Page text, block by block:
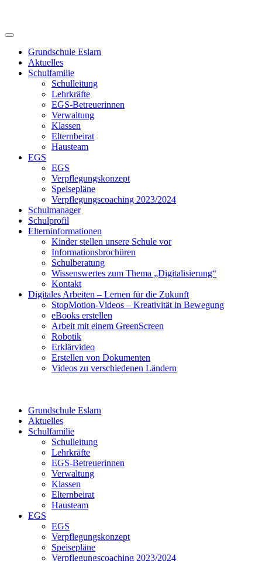
Grundschule Eslarn
Aktuelles
Schulfamilie
Schulleitung
Lehrkräfte
EGS-Betreuerinnen
Verwaltung
Klassen
Elternbeirat
Hausteam
EGS
EGS
Verpflegungskonzept
Speisepläne
Verpflegungscoaching 2023/2024
Schulmanager
Schulprofil
Elterninformationen
Kinder stellen unsere Schule vor
Informationsbrochüren
Schulberatung
Wissenswertes zum Thema „Digitalisierung“
Kontakt
Digitales Arbeiten – Lernen für die Zukunft
StopMotion-Videos – Kreativität in Bewegung
eBooks erstellen
Arbeit mit einem GreenScreen
Robotik
Erklärvideo
Erstellen von Dokumenten
Videos zu verschiedenen Ländern
Grundschule Eslarn
Aktuelles
Schulfamilie
Schulleitung
Lehrkräfte
EGS-Betreuerinnen
Verwaltung
Klassen
Elternbeirat
Hausteam
EGS
EGS
Verpflegungskonzept
Speisepläne
Verpflegungscoaching 2023/2024